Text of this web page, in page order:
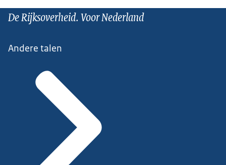
De Rijksoverheid. Voor Nederland
Andere talen